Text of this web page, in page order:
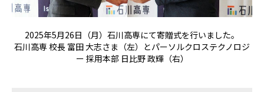
2025年5月26日（月）石川高専にて寄贈式を行いました。
石川高専 校長 富田 大志さま（左）とパーソルクロステクノロジ
ー 採用本部 日比野 政輝（右）